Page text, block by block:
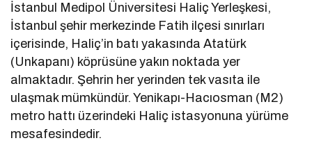
İstanbul Medipol Üniversitesi Haliç Yerleşkesi,
İstanbul şehir merkezinde Fatih ilçesi sınırları
içerisinde, Haliç’in batı yakasında Atatürk
(Unkapanı) köprüsüne yakın noktada yer
almaktadır. Şehrin her yerinden tek vasıta ile
ulaşmak mümkündür. Yenikapı-Hacıosman (M2)
metro hattı üzerindeki Haliç istasyonuna yürüme
mesafesindedir.